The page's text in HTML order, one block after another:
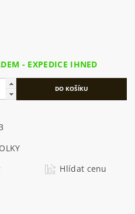
- EXPEDICE IHNED
Hlídat cenu